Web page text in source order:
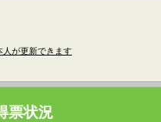
が更新できます
票状況